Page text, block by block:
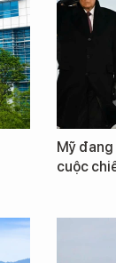
Mỹ đang
cuộc